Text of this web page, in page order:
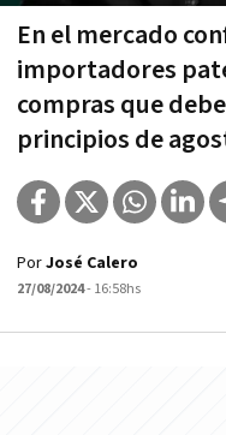
En el mercado
importadores
compras que
principios de
PorJosé Calero
27/08/2024- 16:58hs